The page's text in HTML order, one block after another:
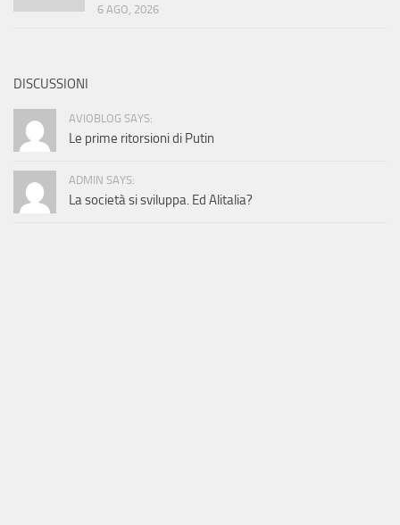
6 AGO, 2026
DISCUSSIONI
AVIOBLOG SAYS:
Le prime ritorsioni di Putin
ADMIN SAYS:
La società si sviluppa. Ed Alitalia?